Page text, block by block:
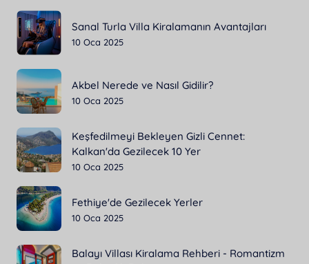
Sanal Turla Villa Kiralamanın Avantajları
10 Oca 2025
Akbel Nerede ve Nasıl Gidilir?
10 Oca 2025
Keşfedilmeyi Bekleyen Gizli Cennet:
Kalkan'da Gezilecek 10 Yer
10 Oca 2025
Fethiye'de Gezilecek Yerler
10 Oca 2025
Balayı Villası Kiralama Rehberi - Romantizm